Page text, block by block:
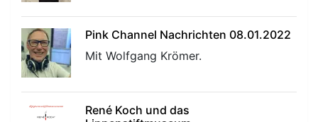
Pink Channel Nachrichten 08.01.2022
Mit Wolfgang Krömer.
René Koch und das